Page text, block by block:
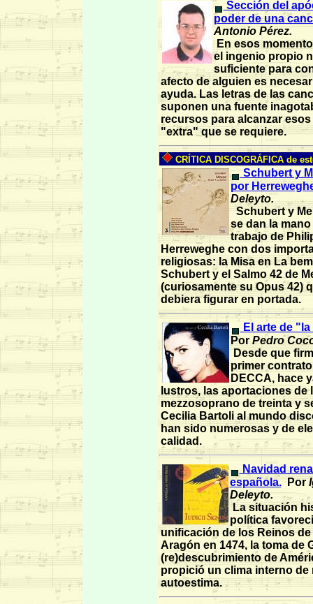
Sección del
poder de una
Antonio Pérez.
En esos
el ingenio propio
suficiente para
afecto de alguien es
ayuda. Las letras de las
suponen una fuente
recursos para alcanzar
"extra" que se requiere.
CRÍTICA DISCOGRÁFICA de
Schubert y
por
Deleyto.
Schubert y
se dan la
trabajo de
Herreweghe con dos
religiosas: la Misa en La
Schubert y el Salmo 42 de
(curiosamente su Opus 42)
debiera figurar en portada.
El arte de
PorPedro
Desde que
primer
DECCA, hace
lustros, las aportaciones de
mezzosoprano de treinta y
Cecilia Bartoli al mundo
han sido numerosas y de
calidad.
Navidad
española. Por
Deleyto.
La situación
política
unificación de los Reinos de
Aragón en 1474, la toma de
(re)descubrimiento de
propició un clima interno de
autoestima.